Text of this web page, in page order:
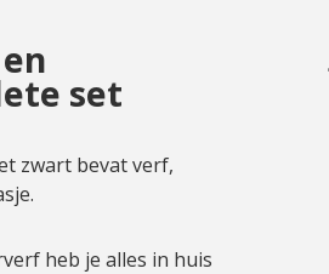
set
zwart bevat verf,
heb je alles in huis